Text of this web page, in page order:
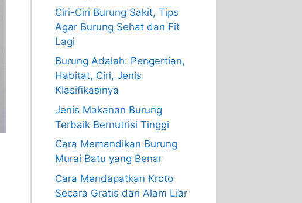
Ciri-Ciri Burung Sakit, Tips
Agar Burung Sehat dan Fit
Lagi
Burung Adalah: Pengertian,
Habitat, Ciri, Jenis
Klasifikasinya
Jenis Makanan Burung
Terbaik Bernutrisi Tinggi
Cara Memandikan Burung
Murai Batu yang Benar
Cara Mendapatkan Kroto
Secara Gratis dari Alam Liar